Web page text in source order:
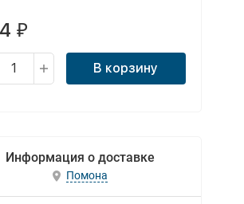
₽
В корзину
Информация о доставке
Помона